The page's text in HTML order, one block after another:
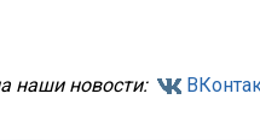
наши новости: